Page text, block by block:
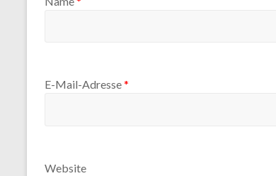
E-Mail-Adresse*
Website